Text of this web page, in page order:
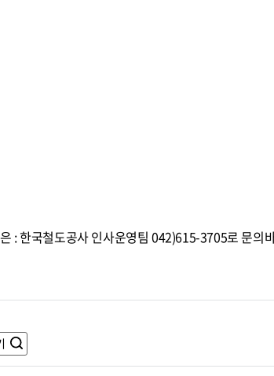
: 한국철도공사 인사운영팀 042)615-3705로 문의